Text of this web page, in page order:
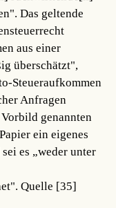
Das geltende
aus einer
überschätzt",
Steueraufkommen
Anfragen
genannten
ein eigenes
es „weder unter
Quelle [35]